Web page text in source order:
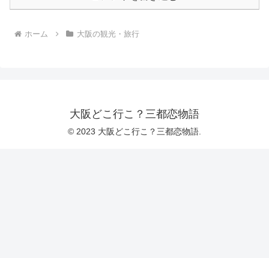
ホーム 大阪の観光・旅行
大阪どこ行こ？三都恋物語
© 2023 大阪どこ行こ？三都恋物語.